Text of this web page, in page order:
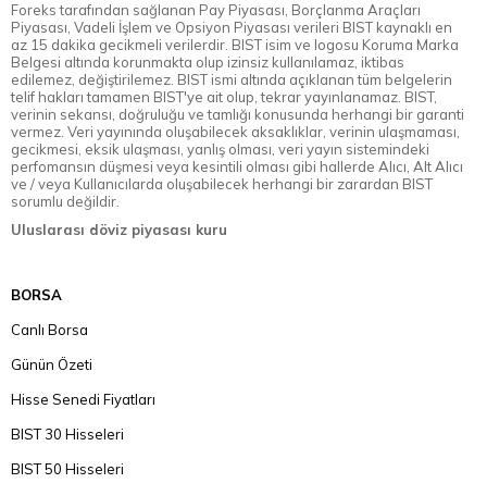
Foreks tarafından sağlanan Pay Piyasası, Borçlanma Araçları
Piyasası, Vadeli İşlem ve Opsiyon Piyasası verileri BIST kaynaklı en
az 15 dakika gecikmeli verilerdir. BIST isim ve logosu Koruma Marka
Belgesi altında korunmakta olup izinsiz kullanılamaz, iktibas
edilemez, değiştirilemez. BIST ismi altında açıklanan tüm belgelerin
telif hakları tamamen BIST'ye ait olup, tekrar yayınlanamaz. BIST,
verinin sekansı, doğruluğu ve tamlığı konusunda herhangi bir garanti
vermez. Veri yayınında oluşabilecek aksaklıklar, verinin ulaşmaması,
gecikmesi, eksik ulaşması, yanlış olması, veri yayın sistemindeki
perfomansın düşmesi veya kesintili olması gibi hallerde Alıcı, Alt Alıcı
ve / veya Kullanıcılarda oluşabilecek herhangi bir zarardan BIST
sorumlu değildir.
Uluslarası döviz piyasası kuru
BORSA
Canlı Borsa
Günün Özeti
Hisse Senedi Fiyatları
BIST 30 Hisseleri
BIST 50 Hisseleri